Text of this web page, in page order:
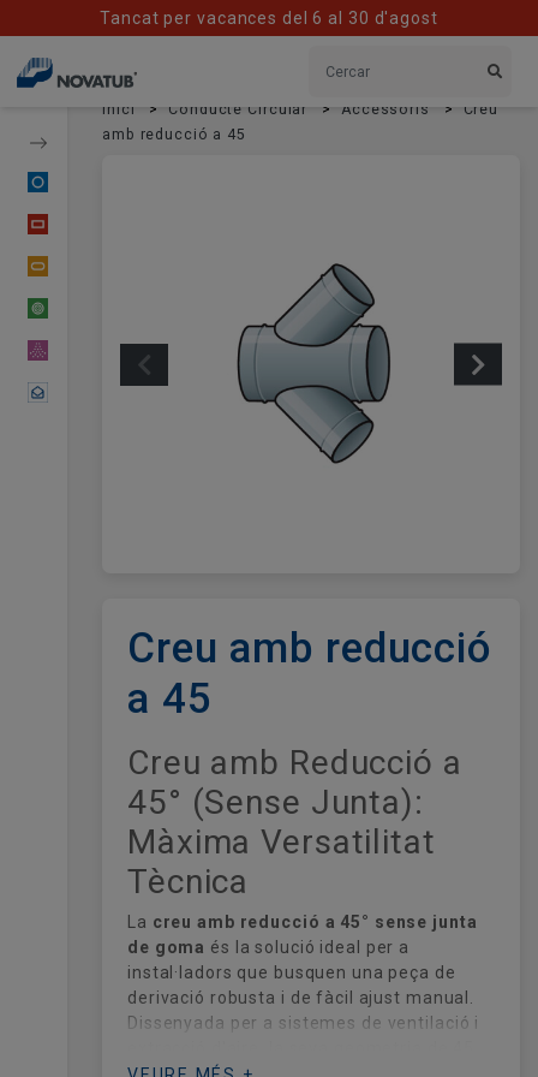
Tancat per vacances del 6 al 30 d'agost
Material Difusor
Contactar
Inici Conducte Circular Accessoris
Creu
amb reducció a 45
Creu amb reducció
a 45
Creu amb Reducció a
45° (Sense Junta):
Màxima Versatilitat
Tècnica
La creu amb reducció a 45° sense junta
de goma és la solució ideal per a
instal·ladors que busquen una peça de
derivació robusta i de fàcil ajust manual.
Dissenyada per a sistemes de ventilació i